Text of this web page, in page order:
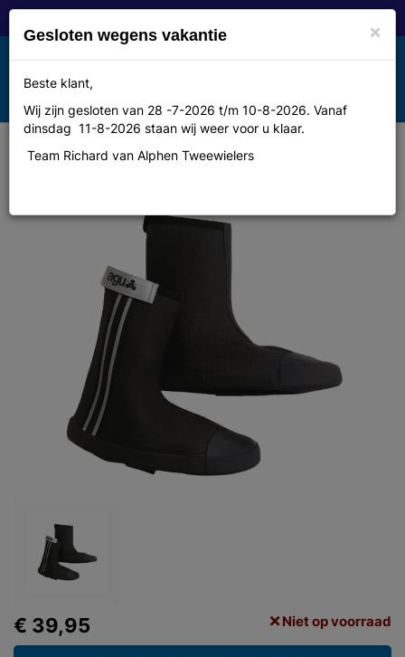
Toggle
navigation
MENU
Agu Overschoen all weather
€ 39,95 Niet op voorraad
×
Gesloten wegens vakantie
Beste klant,
Wij zijn gesloten van 28 -7-2026 t/m 10-8-2026. Vanaf
dinsdag 11-8-2026 staan wij weer voor u klaar.
Team Richard van Alphen Tweewielers